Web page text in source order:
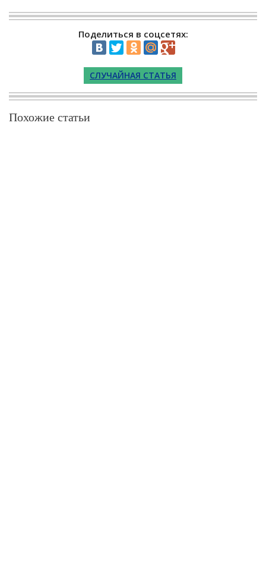
Поделиться в соцсетях:
СЛУЧАЙНАЯ СТАТЬЯ
Похожие статьи